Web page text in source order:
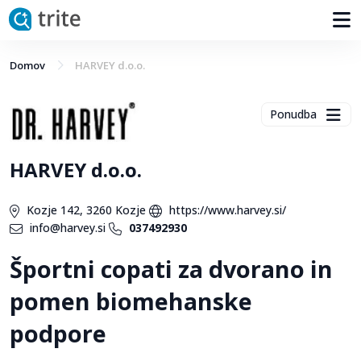
Domov HARVEY d.o.o.
Ponudba
HARVEY d.o.o.
Kozje 142, 3260 Kozje
https://www.harvey.si/
info@harvey.si
037492930
Športni copati za dvorano in
pomen biomehanske
podpore